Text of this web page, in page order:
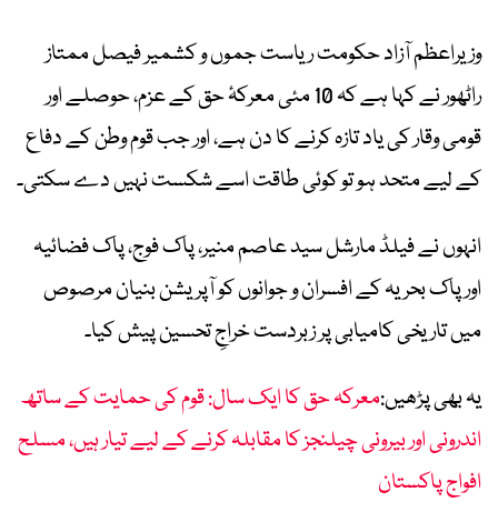
وزیراعظم آزاد حکومت ریاست جموں و کشمیر فیصل ممتاز
راٹھور نے کہا ہے کہ 10 مئی معرکۂ حق کے عزم، حوصلے اور
قومی وقار کی یاد تازہ کرنے کا دن ہے، اور جب قوم وطن کے دفاع
کے لیے متحد ہو تو کوئی طاقت اسے شکست نہیں دے سکتی۔
انہوں نے فیلڈ مارشل سید عاصم منیر، پاک فوج، پاک فضائیہ
اور پاک بحریہ کے افسران و جوانوں کو آپریشن بنیان مرصوص
میں تاریخی کامیابی پر زبردست خراجِ تحسین پیش کیا۔
یہ بھی پڑھیں:معرکہ حق کا ایک سال: قوم کی حمایت کے ساتھ
اندرونی اور بیرونی چیلنجز کا مقابلہ کرنے کے لیے تیار ہیں، مسلح
افواج پاکستان